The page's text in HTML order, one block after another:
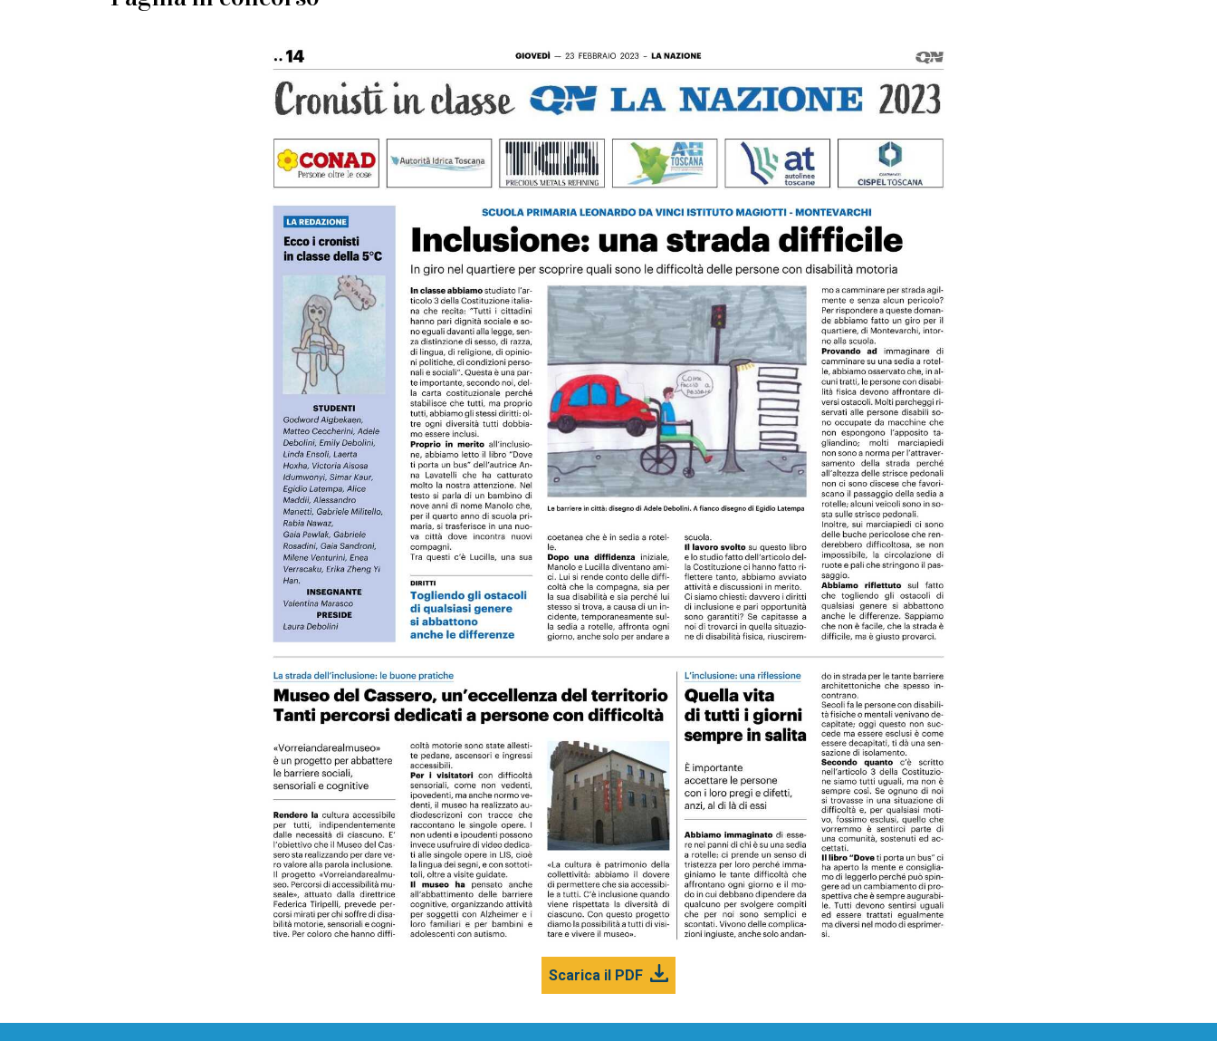
Scarica il PDF